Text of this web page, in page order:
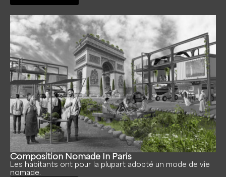
Composition Nomade In Paris
Les habitants ont pour la plupart adopté un mode de vie
nomade.